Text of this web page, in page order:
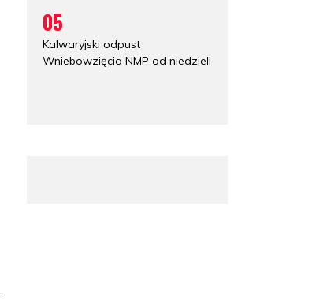
05
Kalwaryjski odpust
Wniebowzięcia NMP od niedzieli